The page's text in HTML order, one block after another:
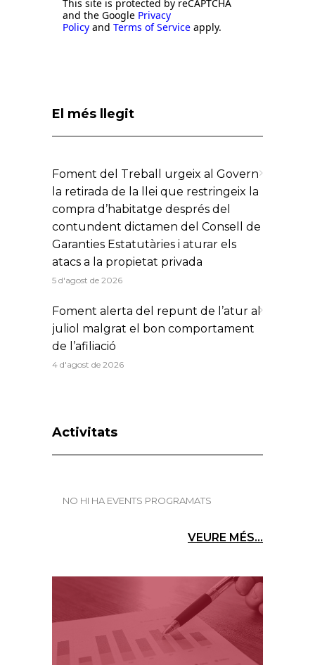
This site is protected by reCAPTCHA
and the Google Privacy
Policy and Terms of Service apply.
El més llegit
Foment del Treball urgeix al Govern
la retirada de la llei que restringeix la
compra d’habitatge després del
contundent dictamen del Consell de
Garanties Estatutàries i aturar els
atacs a la propietat privada
5 d'agost de 2026
Foment alerta del repunt de l’atur al
juliol malgrat el bon comportament
de l’afiliació
4 d'agost de 2026
Activitats
NO HI HA EVENTS PROGRAMATS
VEURE MÉS...